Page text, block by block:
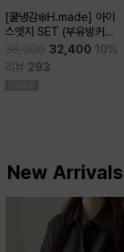
[쿨냉감❄️H.made] 아이
스엣지 SET (부유방커버/
쿨세트/코디활용굿/출근
룩,데일리룩)
32,400 10%
리뷰 293
New Arrivals